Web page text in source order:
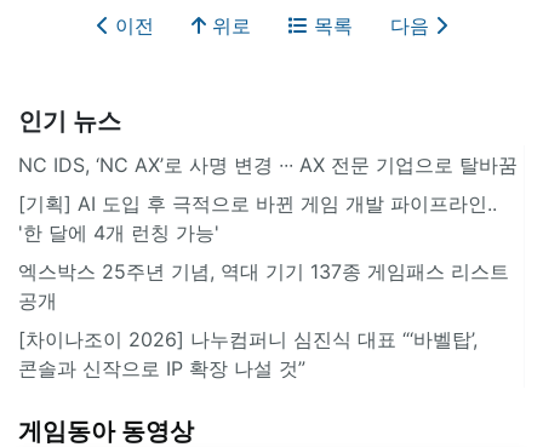
이전 위로 목록 다음
인기 뉴스
NC IDS, ‘NC AX’로 사명 변경 ∙∙∙ AX 전문 기업으로 탈바꿈
[기획] AI 도입 후 극적으로 바뀐 게임 개발 파이프라인..
'한 달에 4개 런칭 가능'
엑스박스 25주년 기념, 역대 기기 137종 게임패스 리스트
공개
[차이나조이 2026] 나누컴퍼니 심진식 대표 “‘바벨탑’,
콘솔과 신작으로 IP 확장 나설 것”
게임동아 동영상